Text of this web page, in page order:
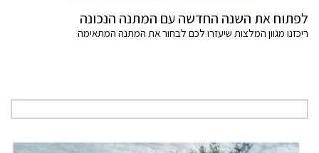
לפתוח את השנה החדשה עם המתנה הנכונה
ריכזנו מגוון המלצות שיעזרו לכם לבחור את המתנה המתאימה